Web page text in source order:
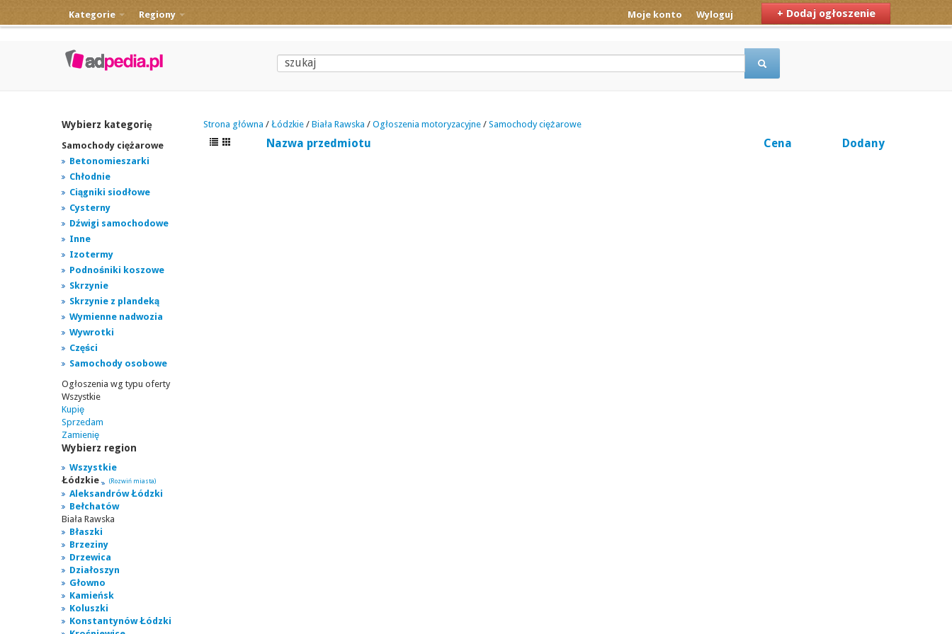
Kategorie Regiony + Dodaj ogłoszenie
Moje konto Wyloguj
Wybierz kategorię
Samochody ciężarowe
Betonomieszarki
Chłodnie
Ciągniki siodłowe
Cysterny
Dźwigi samochodowe
Inne
Izotermy
Podnośniki koszowe
Skrzynie
Skrzynie z plandeką
Wymienne nadwozia
Wywrotki
Części
Samochody osobowe
Ogłoszenia wg typu oferty
Wszystkie
Kupię
Sprzedam
Zamienię
Wybierz region
Wszystkie
Łódzkie
(Rozwiń miasta)
Aleksandrów Łódzki
Bełchatów
Biała Rawska
Błaszki
Brzeziny
Drzewica
Działoszyn
Głowno
Kamieńsk
Koluszki
Konstantynów Łódzki
Strona główna / Łódzkie / Biała Rawska / Ogłoszenia motoryzacyjne / Samochody ciężarowe
Nazwa przedmiotu Cena Dodany